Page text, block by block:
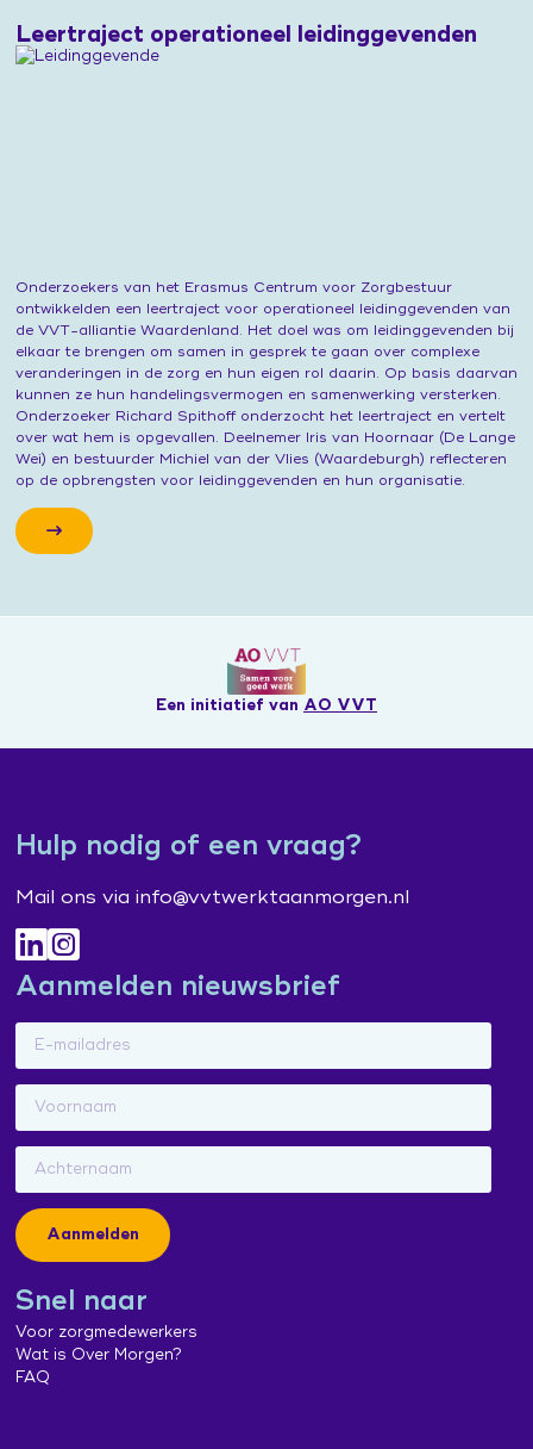
Leertraject operationeel leidinggevenden
Onderzoekers van het Erasmus Centrum voor Zorgbestuur
ontwikkelden een leertraject voor operationeel leidinggevenden van
de VVT-alliantie Waardenland. Het doel was om leidinggevenden bij
elkaar te brengen om samen in gesprek te gaan over complexe
veranderingen in de zorg en hun eigen rol daarin. Op basis daarvan
kunnen ze hun handelingsvermogen en samenwerking versterken.
Onderzoeker Richard Spithoff onderzocht het leertraject en vertelt
over wat hem is opgevallen. Deelnemer Iris van Hoornaar (De Lange
Wei) en bestuurder Michiel van der Vlies (Waardeburgh) reflecteren
op de opbrengsten voor leidinggevenden en hun organisatie.
Een initiatief van AO VVT
Hulp nodig of een vraag?
Mail ons via info@vvtwerktaanmorgen.nl
Aanmelden nieuwsbrief
Aanmelden
Snel naar
Voor zorgmedewerkers
Wat is Over Morgen?
FAQ